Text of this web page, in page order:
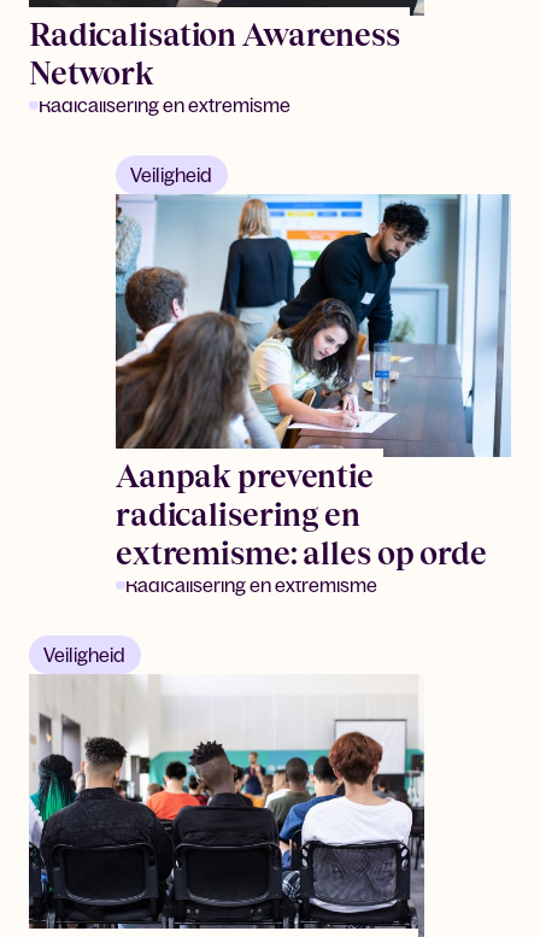
Radicalisation Awareness
Network
Radicalisering en extremisme
Veiligheid
Aanpak preventie
radicalisering en
extremisme: alles op orde
Radicalisering en extremisme
Veiligheid